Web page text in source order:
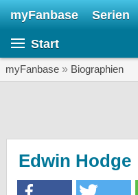
myFanbase Serien
Start
myFanbase » Biographien
Edwin Hodge